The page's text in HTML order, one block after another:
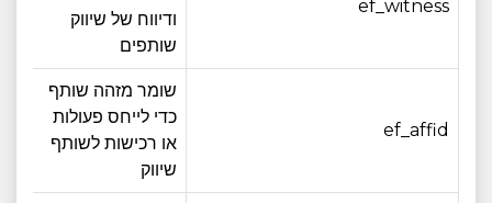
ef_witness
ודיווח של שיווק
שותפים
ef_affid
שומר מזהה שותף
כדי לייחס פעולות
או רכישות לשותף
שיווק